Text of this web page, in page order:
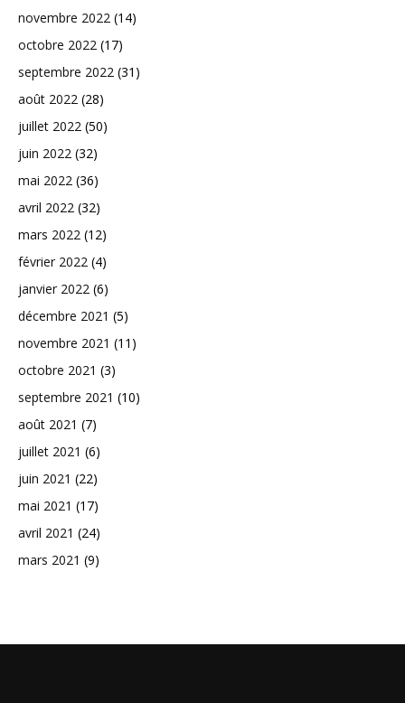
novembre 2022 (14)
octobre 2022 (17)
septembre 2022 (31)
août 2022 (28)
juillet 2022 (50)
juin 2022 (32)
mai 2022 (36)
avril 2022 (32)
mars 2022 (12)
février 2022 (4)
janvier 2022 (6)
décembre 2021 (5)
novembre 2021 (11)
octobre 2021 (3)
septembre 2021 (10)
août 2021 (7)
juillet 2021 (6)
juin 2021 (22)
mai 2021 (17)
avril 2021 (24)
mars 2021 (9)